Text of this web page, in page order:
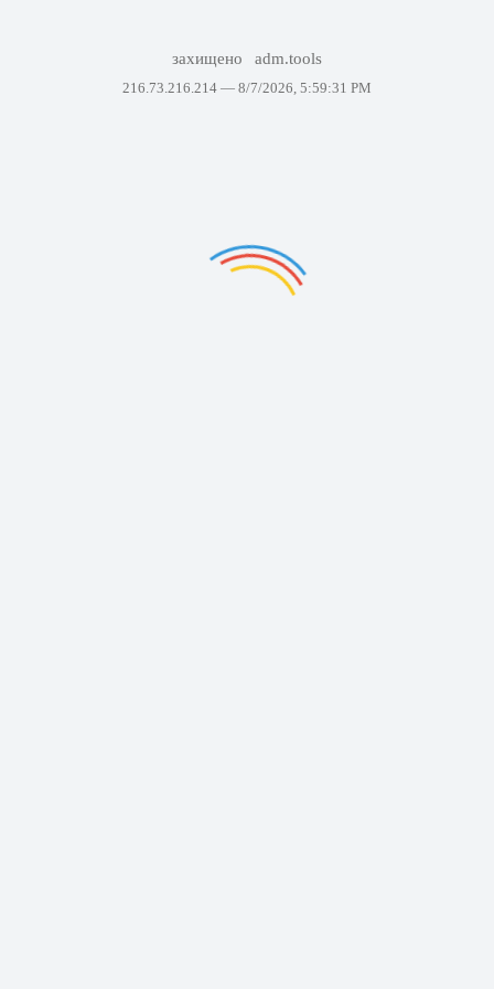
захищено adm.tools
216.73.216.214 — 8/7/2026, 5:59:31 PM